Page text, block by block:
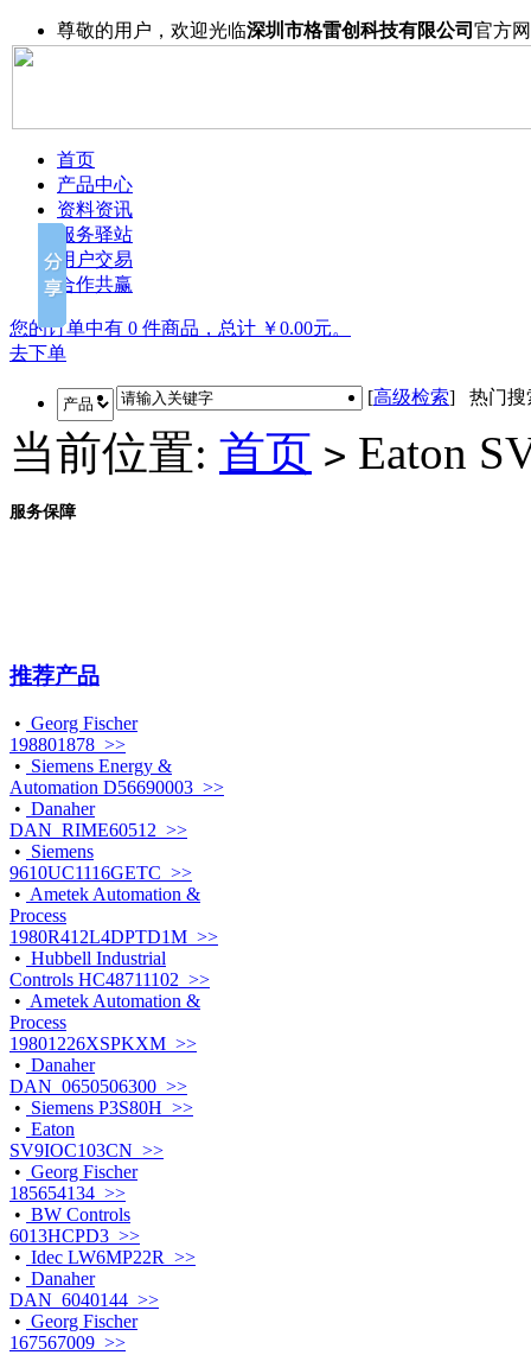
尊敬的用户，欢迎光临深圳市格雷创科技有限公司 官方
首页
产品中心
资料资讯
服务驿站
用户交易
合作共赢
您的订单中有 0 件商品，总计 ￥0.00元。
去下单
[高级检索] 热门搜
当前位置: 首页 > Eaton
服务保障
推荐产品
• Georg Fischer
198801878 >>
• Siemens Energy &
Automation D56690003 >>
• Danaher
DAN_RIME60512 >>
• Siemens
9610UC1116GETC >>
• Ametek Automation &
Process
1980R412L4DPTD1M >>
• Hubbell Industrial
Controls HC48711102 >>
• Ametek Automation &
Process
19801226XSPKXM >>
• Danaher
DAN_0650506300 >>
• Siemens P3S80H >>
• Eaton
SV9IOC103CN >>
• Georg Fischer
185654134 >>
• BW Controls
6013HCPD3 >>
• Idec LW6MP22R >>
• Danaher
DAN_6040144 >>
• Georg Fischer
167567009 >>